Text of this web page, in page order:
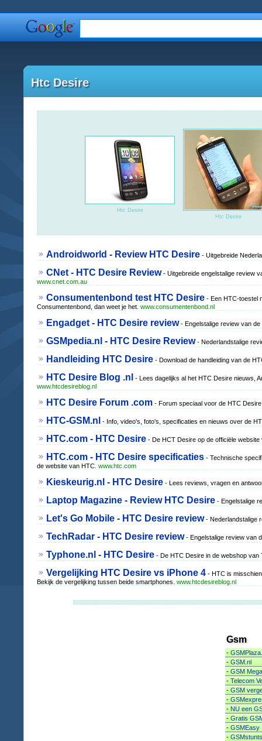
Htc Desire
Htc Desire
Htc Desire
Androidworld - Review HTC Desire - Uitgebreide
CNet - HTC Desire Review- Uitgebreide engelstalige review
www.cnet.com.au
Consumentenbond test HTC Desire - Een HTC-toestel
Consumentenbond, dan weet je het. www.consumentenbond.nl
Engadget - HTC Desire review- Engelstalige review van
GSMpedia.nl - HTC Desire Review- Nederlandstalige
Handleiding HTC Desire - Download de handleiding van de
HTC Desire Blog .nl
- Lees dagelijks al het HTC Desire nieuws,
www.htcdesireblog.nl
HTC Desire Forum .com - Forum speciaal voor de HTC
HTC-GSM.nl - Info, video's, foto's, specificaties en nieuws over de
HTC.com - HTC Desire - De HCT Desire op de officiële
HTC.com - HTC Desire specificaties - Technische
de website van HTC. www.htc.com
Kieskeurig.nl - HTC Desire - Lees reviews, vragen en
Laptop Magazine - Review HTC Desire - Engelstalige
Let's Go Mobile - HTC Desire review- Nederlandstalige
TechRadar - HTC Desire review- Engelstalige review van
Typhone.nl - HTC Desire - De HTC Desire in de webshop
Vergelijking HTC Desire vs iPhone 4 - HTC is
Bekijk de vergelijking tussen beide smartphones. www.htcdesireblog.nl
Gsm
-
-GSM.nl
-GSM
-Telecom
-GSM
-
-NU een
-Gratis
-GSMEasy
-